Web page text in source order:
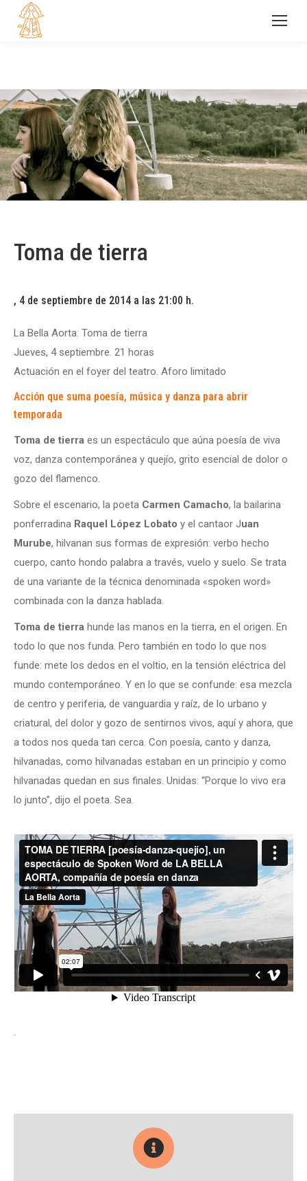
Toma de tierra
, 4 de septiembre de 2014 a las 21:00 h.
La Bella Aorta: Toma de tierra
Jueves, 4 septiembre. 21 horas
Actuación en el foyer del teatro. Aforo limitado
Acción que suma poesía, música y danza para abrir
temporada
Toma de tierra es un espectáculo que aúna poesía de viva
voz, danza contemporánea y quejío, grito esencial de dolor o
gozo del flamenco.
Sobre el escenario, la poeta Carmen Camacho, la bailarina
ponferradina Raquel López Lobato y el cantaor Juan
Murube, hilvanan sus formas de expresión: verbo hecho
cuerpo, canto hondo palabra a través, vuelo y suelo. Se trata
de una variante de la técnica denominada «spoken word»
combinada con la danza hablada.
Toma de tierra hunde las manos en la tierra, en el origen. En
todo lo que nos funda. Pero también en todo lo que nos
funde: mete los dedos en el voltio, en la tensión eléctrica del
mundo contemporáneo. Y en lo que se confunde: esa mezcla
de centro y periferia, de vanguardia y raíz, de lo urbano y
criatural, del dolor y gozo de sentirnos vivos, aquí y ahora, que
a todos nos queda tan cerca. Con poesía, canto y danza,
hilvanadas, como hilvanadas estaban en un principio y como
hilvanadas quedan en sus finales. Unidas: “Porque lo vivo era
lo junto”, dijo el poeta. Sea.